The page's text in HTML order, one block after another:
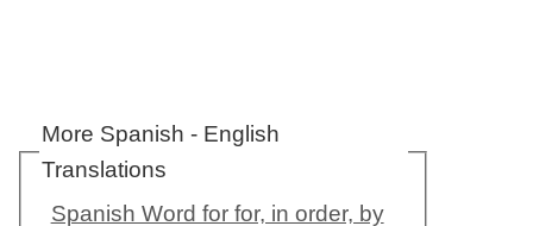
More Spanish - English
Translations
Spanish Word for for, in order, by